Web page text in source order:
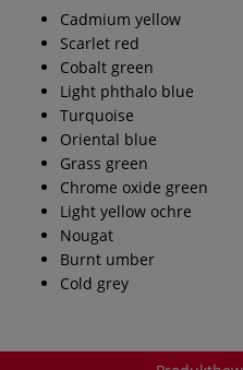
Cadmium yellow
Scarlet red
Cobalt green
Light phthalo blue
Turquoise
Oriental blue
Grass green
Chrome oxide green
Light yellow ochre
Nougat
Burnt umber
Cold grey